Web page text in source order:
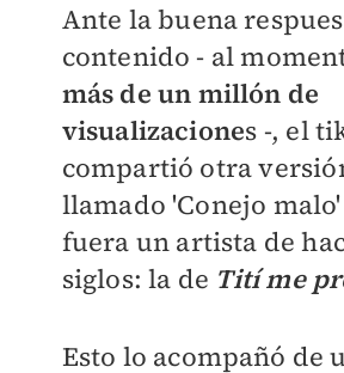
Ante la buena
contenido - al
más de un millón de
visualizaciones -, el
compartió otra
llamado 'Conejo
fuera un artista de
siglos: la de Tití me
Esto lo acompañó de